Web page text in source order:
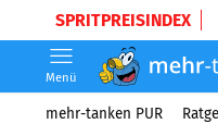
SPRITPREISINDEX
Menü
mehr-tanken PUR